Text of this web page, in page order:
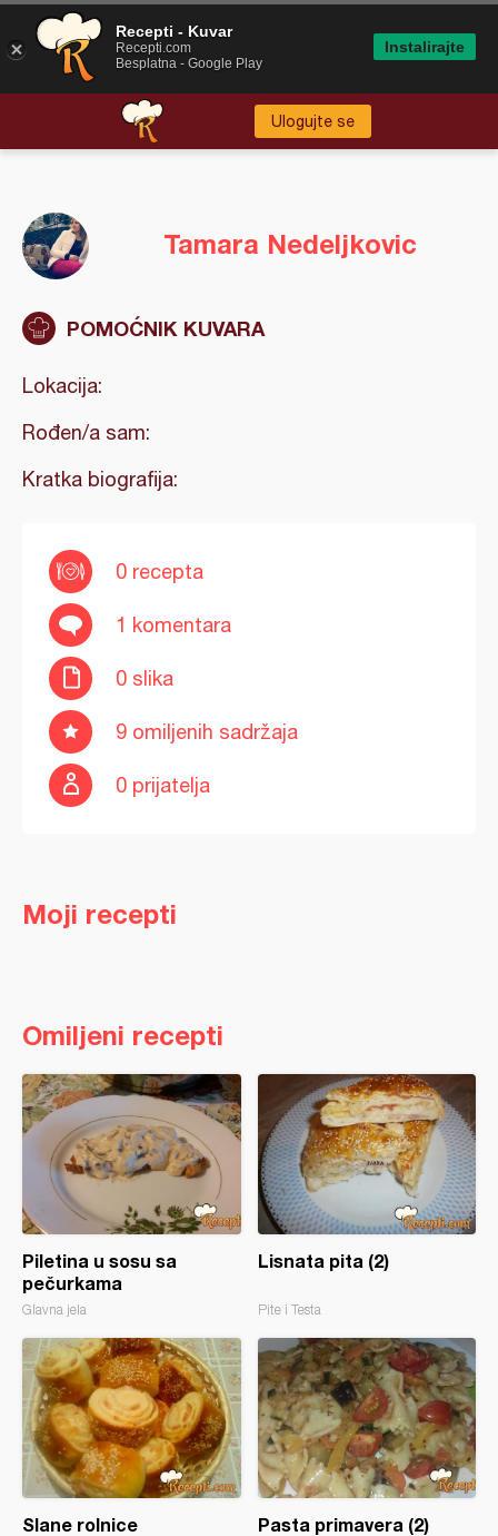
Ulogujte se
Tamara Nedeljkovic
POMOĆNIK KUVARA
Lokacija:
Rođen/a sam:
Kratka biografija:
0 recepta
1 komentara
0 slika
9 omiljenih sadržaja
0 prijatelja
Moji recepti
Omiljeni recepti
Piletina u sosu sa
pečurkama
Glavna jela
Lisnata pita (2)
Pite i Testa
Slane rolnice Pasta primavera (2)
Recepti - Kuvar
Recepti.com
Besplatna - Google Play
Instalirajte